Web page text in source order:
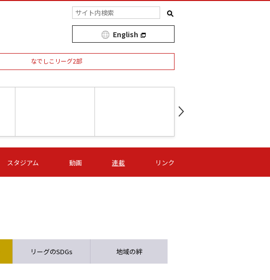
English
なでしこリーグ2部
第16節 09/06 (日) 15:00
-
第16節 09/06 (日) 15:00
- -
スタジアム 動画 連載 リンク
リーグのSDGs 地域の絆